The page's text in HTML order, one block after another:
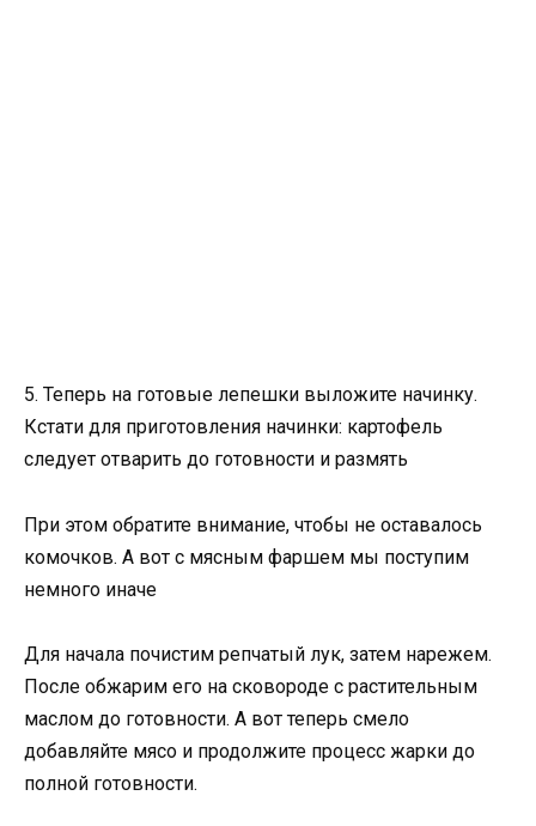
5. Теперь на готовые лепешки выложите начинку.
Кстати для приготовления начинки: картофель
следует отварить до готовности и размять
При этом обратите внимание, чтобы не оставалось
комочков. А вот с мясным фаршем мы поступим
немного иначе
Для начала почистим репчатый лук, затем нарежем.
После обжарим его на сковороде с растительным
маслом до готовности. А вот теперь смело
добавляйте мясо и продолжите процесс жарки до
полной готовности.